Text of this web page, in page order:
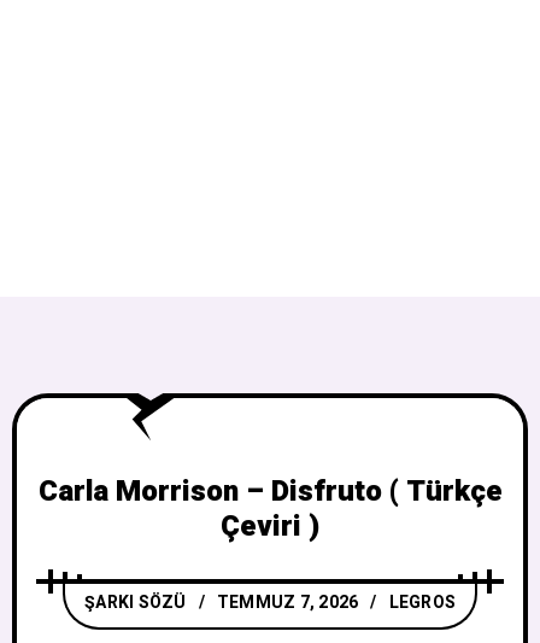
Carla Morrison – Disfruto ( Türkçe
Çeviri )
ŞARKI SÖZÜ TEMMUZ 7, 2026 LEGROS